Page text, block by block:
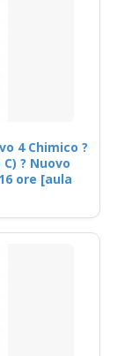
4 Chimico ?
? Nuovo
ore [aula